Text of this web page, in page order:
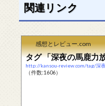
関連リンク
感想とレビュー.com
タグ 「深夜の馬鹿力
http://kansou-review.com/tag/深
（件数:1606）